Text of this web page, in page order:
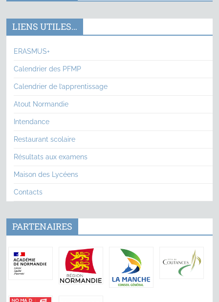
LIENS UTILES…
ERASMUS+
Calendrier des PFMP
Calendrier de l’apprentissage
Atout Normandie
Intendance
Restaurant scolaire
Résultats aux examens
Maison des Lycéens
Contacts
PARTENAIRES